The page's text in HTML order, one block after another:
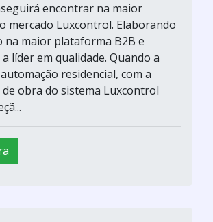
encontrar na maior
mercado Luxcontrol. Elaborando
na maior plataforma B2B e
líder em qualidade. Quando a
residencial, com a
obra do sistema Luxcontrol